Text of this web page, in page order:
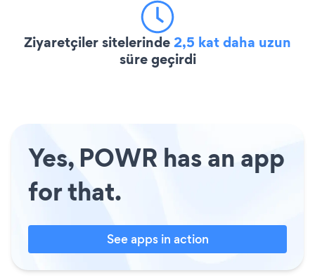
Ziyaretçiler sitelerinde2,5 kat daha uzun
süre geçirdi
Yes, POWR has an app
for that.
See apps in action